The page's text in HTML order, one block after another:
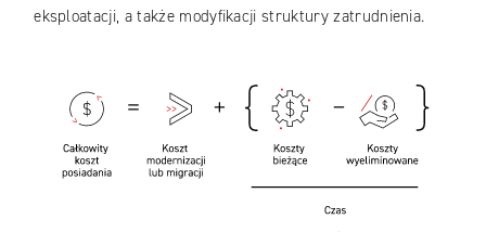
eksploatacji, a także modyfikacji struktury zatrudnienia.